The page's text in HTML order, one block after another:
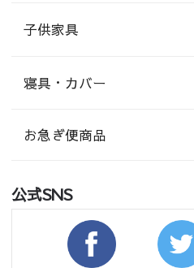
子供家具
寝具・カバー
お急ぎ便商品
公式SNS